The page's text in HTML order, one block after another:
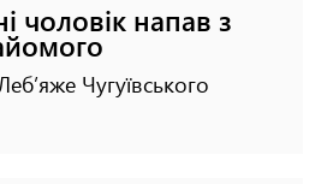
чоловік напав з
Чугуївського